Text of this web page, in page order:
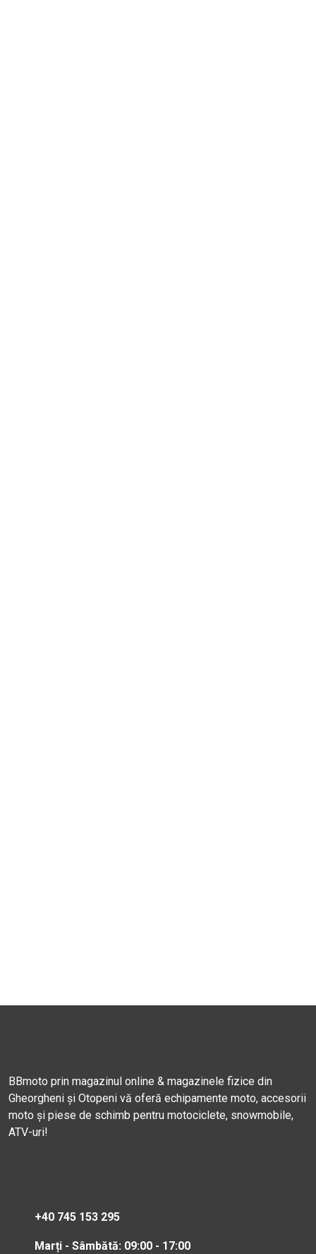
BBmoto prin magazinul online & magazinele fizice din
Gheorgheni și Otopeni vă oferă echipamente moto, accesorii
moto și piese de schimb pentru motociclete, snowmobile,
ATV-uri!
+40 745 153 295
Marți - Sâmbătă: 09:00 - 17:00